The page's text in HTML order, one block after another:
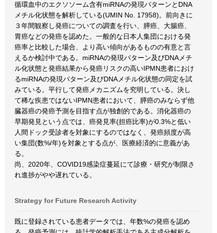
循環血中のエクソソーム含有miRNAの発現パターンとDNA
メチル化状態を解析している(UMIN No. 17958)。前向きに
３年間観察し発癌についての調査を行い、膵癌、大腸癌、
胃癌などの発癌を認めた。一般的な日本人集団における発
癌率と比較した場合、より高い傾向があるものの有意と言
えるか検討中である。miRNAの発現パターン及びDNAメチ
ル化状態と発癌結果から発癌リスクの高いIPMN患者におけ
るmiRNAの発現パターン及びDNAメチル化状態の同定を試
みている。平行して発癌メカニズムを究明している。決し
て稀な疾患ではないIPMN患者において、膵癌のみならず他
臓器癌の発癌予測を目指す点が独創的である。消化器癌の
早期発見という点では、癌発見率(担癌比率)が0.3%と低い
人間ドック受診者を対象にするのではなく、発癌頻度が高
い集団(数%/年)を対象とする点が、医療経済的に意義があ
る。
尚、2020年、COVID19感染症蔓延にて診療・研究が制限さ
れ進捗がやや遅れている。
Strategy for Future Research Activity
既に登録されている患者データでは、年数%の発癌を認め